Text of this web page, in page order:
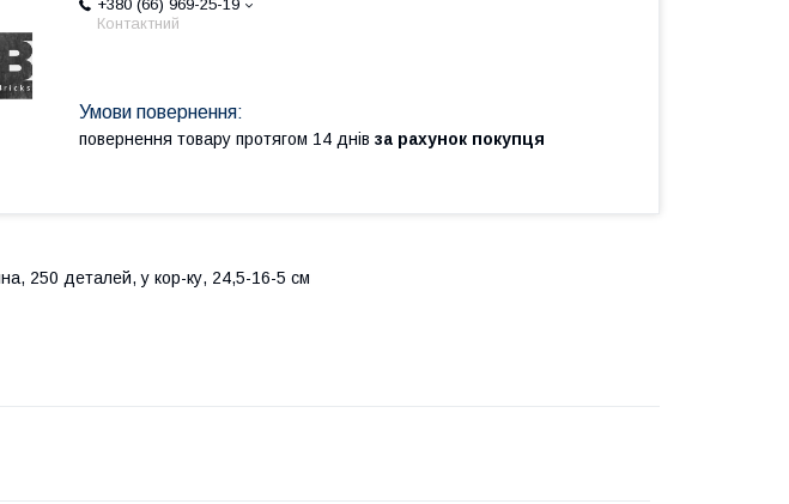
+380 (66) 969-25-19
Контактний
повернення товару протягом 14 днів за рахунок покупця
250 деталей, у кор-ку, 24,5-16-5 см